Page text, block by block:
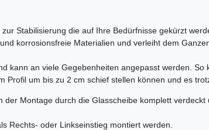
Stabilisierung die auf Ihre Bedürfnisse gekürzt
korrosionsfreie Materialien und verleiht dem
kann an viele Gegebenheiten angepasst werden.
Profil um bis zu 2 cm schief stellen können und es
der Montage durch die Glasscheibe komplett
Rechts- oder Linkseinstieg montiert werden.